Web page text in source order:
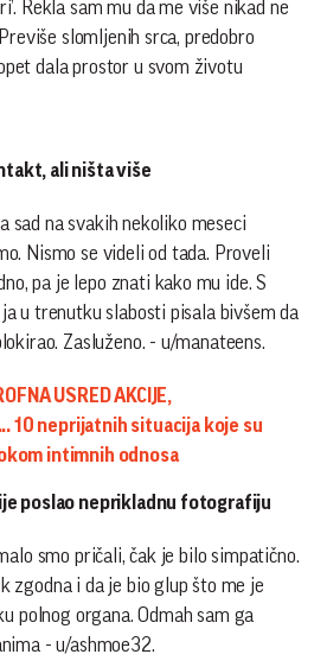
Rekla sam mu da me više nikad ne
slomljenih srca, predobro
dala prostor u svom životu
ali ništa više
sad na svakih nekoliko meseci
Nismo se videli od tada. Proveli
pa je lepo znati kako mu ide. S
u trenutku slabosti pisala bivšem da
Zasluženo. - u/manateens.
USRED AKCIJE,
10 neprijatnih situacija koje su
intimnih odnosa
poslao neprikladnu fotografiju
smo pričali, čak je bilo simpatično.
zgodna i da je bio glup što me je
polnog organa. Odmah sam ga
- u/ashmoe32.